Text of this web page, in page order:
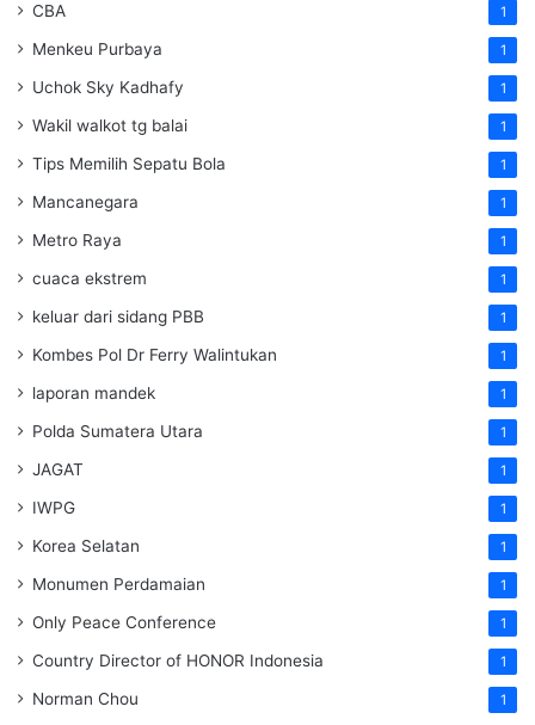
CBA 1
Menkeu Purbaya 1
Uchok Sky Kadhafy 1
Wakil walkot tg balai 1
Tips Memilih Sepatu Bola 1
Mancanegara 1
Metro Raya 1
cuaca ekstrem 1
keluar dari sidang PBB 1
Kombes Pol Dr Ferry Walintukan 1
laporan mandek 1
Polda Sumatera Utara 1
JAGAT 1
IWPG 1
Korea Selatan 1
Monumen Perdamaian 1
Only Peace Conference 1
Country Director of HONOR Indonesia 1
Norman Chou 1